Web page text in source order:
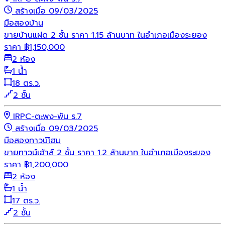
สร้างเมื่อ 09/03/2025
มือสองบ้าน
ขายบ้านแฝด 2 ชั้น ราคา 1.15 ล้านบาท ในอำเภอเมืองระยอง
ราคา ฿1,150,000
2 ห้อง
1 น้ำ
18 ตร.ว.
2 ชั้น
IRPC-ตะพง-พัน ร.7
สร้างเมื่อ 09/03/2025
มือสองทาวน์โฮม
ขายทาวน์เฮ้าส์ 2 ชั้น ราคา 1.2 ล้านบาท ในอำเภอเมืองระยอง
ราคา ฿1,200,000
2 ห้อง
1 น้ำ
17 ตร.ว.
2 ชั้น